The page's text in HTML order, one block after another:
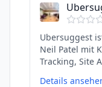
Ubersuggest
Neil Patel mit
Tracking, Site
Details